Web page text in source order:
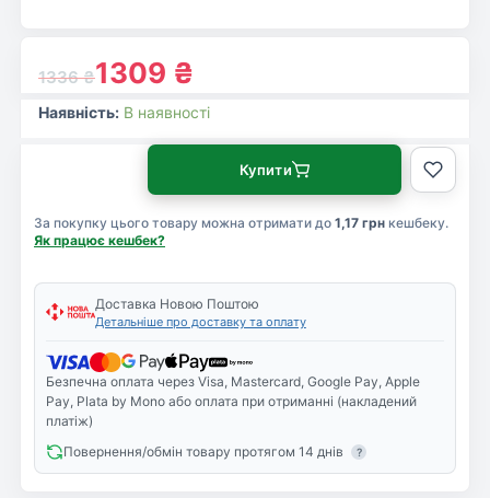
1336₴1309 ₴
Наявність: В наявності
За покупку цього товару можна отримати до 1,17 грн кешбеку.
Як працює кешбек?
Купити
Доставка Новою Поштою
Детальніше про доставку та оплату
Безпечна оплата через Visa, Mastercard, Google Pay, Apple
Pay, Plata by Mono або оплата при отриманні (накладений
платіж)
Повернення/обмін товару протягом 14 днів
?